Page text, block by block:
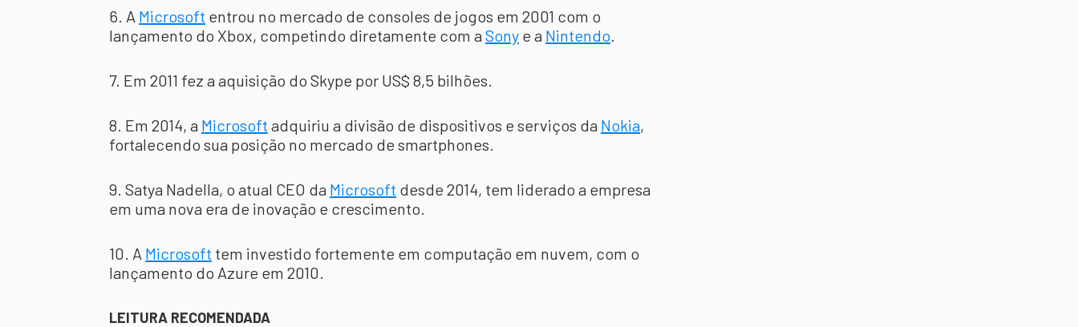
6. A Microsoft entrou no mercado de consoles de jogos em 2001 com o
lançamento do Xbox, competindo diretamente com a Sony e a Nintendo.
7. Em 2011 fez a aquisição do Skype por US$ 8,5 bilhões.
8. Em 2014, a Microsoft adquiriu a divisão de dispositivos e serviços da Nokia,
fortalecendo sua posição no mercado de smartphones.
9. Satya Nadella, o atual CEO da Microsoft desde 2014, tem liderado a empresa
em uma nova era de inovação e crescimento.
10. A Microsoft tem investido fortemente em computação em nuvem, com o
lançamento do Azure em 2010.
LEITURA RECOMENDADA